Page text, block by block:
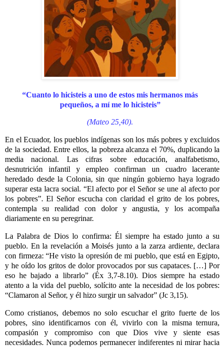
“Cuanto lo hicisteis a uno de estos mis hermanos más
pequeños, a mí me lo hicisteis”
(Mateo 25,40).
En el Ecuador, los pueblos indígenas son los más pobres y excluidos
de la sociedad. Entre ellos, la pobreza alcanza el 70%, duplicando la
media nacional. Las cifras sobre educación, analfabetismo,
desnutrición infantil y empleo confirman un cuadro lacerante
heredado desde la Colonia, sin que ningún gobierno haya logrado
superar esta lacra social. “El afecto por el Señor se une al afecto por
los pobres”. El Señor escucha con claridad el grito de los pobres,
contempla su realidad con dolor y angustia, y los acompaña
diariamente en su peregrinar.
La Palabra de Dios lo confirma: Él siempre ha estado junto a su
pueblo. En la revelación a Moisés junto a la zarza ardiente, declara
con firmeza: “He visto la opresión de mi pueblo, que está en Egipto,
y he oído los gritos de dolor provocados por sus capataces. […] Por
eso he bajado a librarlo” (Éx 3,7-8.10). Dios siempre ha estado
atento a la vida del pueblo, solícito ante la necesidad de los pobres:
“Clamaron al Señor, y él hizo surgir un salvador” (Jc 3,15).
Como cristianos, debemos no solo escuchar el grito fuerte de los
pobres, sino identificarnos con él, vivirlo con la misma ternura,
compasión y compromiso con que Dios vive y siente esas
necesidades. Nunca podemos permanecer indiferentes ni mirar hacia